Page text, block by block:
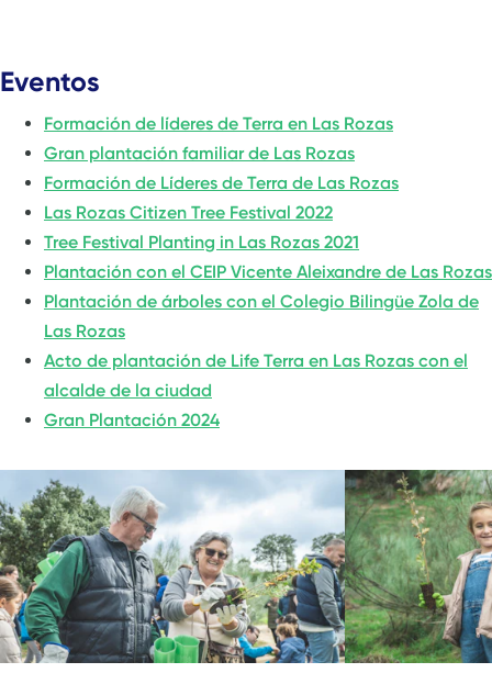
Eventos
Formación de líderes de Terra en Las Rozas
Gran plantación familiar de Las Rozas
Formación de Líderes de Terra de Las Rozas
Las Rozas Citizen Tree Festival 2022
Tree Festival Planting in Las Rozas 2021
Plantación con el CEIP Vicente Aleixandre de Las Rozas
Plantación de árboles con el Colegio Bilingüe Zola de
Las Rozas
Acto de plantación de Life Terra en Las Rozas con el
alcalde de la ciudad
Gran Plantación 2024